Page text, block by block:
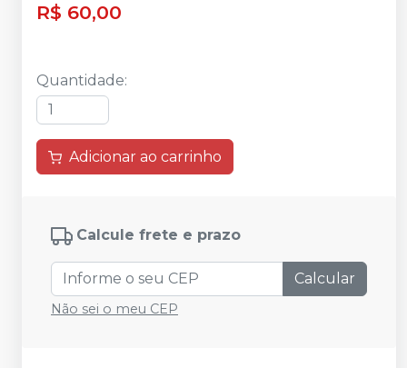
R$ 60,00
Quantidade:
Adicionar ao carrinho
Calcule frete e prazo
Calcular
Não sei o meu CEP